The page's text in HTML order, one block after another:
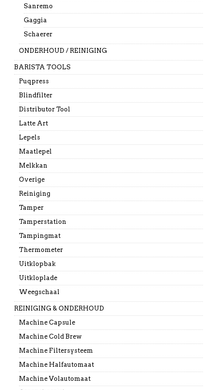
Sanremo
Gaggia
Schaerer
ONDERHOUD / REINIGING
BARISTA TOOLS
Puqpress
Blindfilter
Distributor Tool
Latte Art
Lepels
Maatlepel
Melkkan
Overige
Reiniging
Tamper
Tamperstation
Tampingmat
Thermometer
Uitklopbak
Uitkloplade
Weegschaal
REINIGING & ONDERHOUD
Machine Capsule
Machine Cold Brew
Machine Filtersysteem
Machine Halfautomaat
Machine Volautomaat